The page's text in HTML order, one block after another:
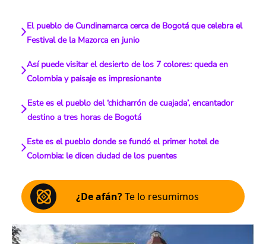
El pueblo de Cundinamarca cerca de Bogotá que celebra el
Festival de la Mazorca en junio
Así puede visitar el desierto de los 7 colores: queda en
Colombia y paisaje es impresionante
Este es el pueblo del ‘chicharrón de cuajada’, encantador
destino a tres horas de Bogotá
Este es el pueblo donde se fundó el primer hotel de
Colombia: le dicen ciudad de los puentes
¿De afán?Te lo resumimos